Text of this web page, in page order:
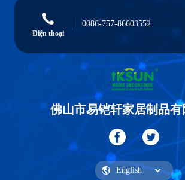
Điện thoại
0086-757-86603552
佛山市易铠轩家居制品有